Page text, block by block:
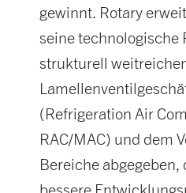
gewinnt. Rotary
seine technologische
strukturell
(Refrigeration Air
RAC/MAC) und dem
Bereiche